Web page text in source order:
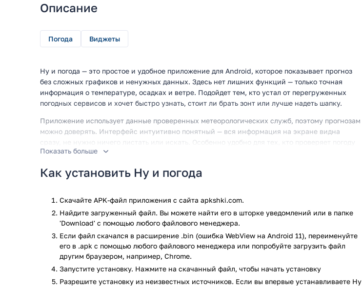
Описание
Погода Виджеты
Ну и погода — это простое и удобное приложение для Android, которое показывает прогноз
без сложных графиков и ненужных данных. Здесь нет лишних функций — только точная
информация о температуре, осадках и ветре. Подойдет тем, кто устал от перегруженных
погодных сервисов и хочет быстро узнать, стоит ли брать зонт или лучше надеть шапку.
Приложение использует данные проверенных метеорологических служб, поэтому прогнозам
можно доверять. Интерфейс интуитивно понятный — вся информация на экране видна
сразу, не нужно ничего листать или искать. Особенно удобно для тех, кто проверяет погоду
несколько раз в день.
Функционал
скорость ветра и вероятность осадков. Есть почасовой прогноз на сутки и подробный на
неделю. В приложении можно добавить несколько локаций — например, дом, работу и дачу,
чтобы следить за погодой в разных местах.
Особенность приложения — минималистичный дизайн с акцентом на важные данные. Фон
меняется в зависимости от времени суток и погодных условий — утром светлый, вечером
темный, во время дождя появляются капли. Есть виджеты для главного экрана с разным
размером — от компактного до развернутого с детальным прогнозом.
Показать больше
Как установить Ну и погода
Скачайте APK-файл приложения с сайта apkshki.com.
Найдите загруженный файл. Вы можете найти его в шторке уведомлений или в папке
'Download' с помощью любого файлового менеджера.
Если файл скачался в расширение .bin (ошибка WebView на Android 11), переименуйте
его в .apk с помощью любого файлового менеджера или попробуйте загрузить файл
другим браузером, например, Chrome.
Запустите установку. Нажмите на скачанный файл, чтобы начать установку
Разрешите установку из неизвестных источников. Если вы впервые устанавливаете Ну